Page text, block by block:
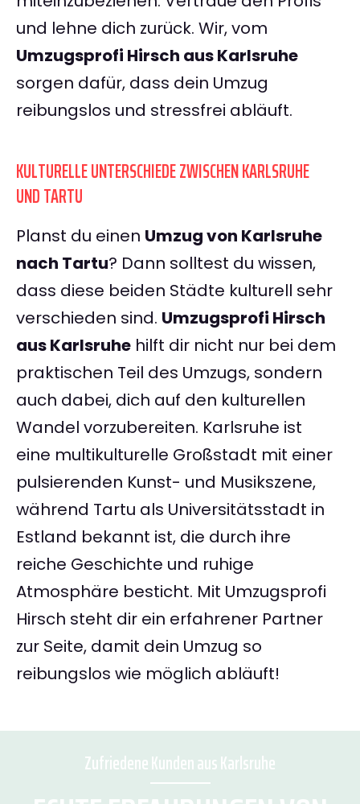
und lehne dich zurück. Wir, vom
Umzugsprofi Hirsch aus Karlsruhe
sorgen dafür, dass dein Umzug
reibungslos und stressfrei abläuft.
KULTURELLE UNTERSCHIEDE ZWISCHEN KARLSRUHE
UND TARTU
Planst du einen Umzug von Karlsruhe
nach Tartu? Dann solltest du wissen,
dass diese beiden Städte kulturell sehr
verschieden sind. Umzugsprofi Hirsch
aus Karlsruhe hilft dir nicht nur bei dem
praktischen Teil des Umzugs, sondern
auch dabei, dich auf den kulturellen
Wandel vorzubereiten. Karlsruhe ist
eine multikulturelle Großstadt mit einer
pulsierenden Kunst- und Musikszene,
während Tartu als Universitätsstadt in
Estland bekannt ist, die durch ihre
reiche Geschichte und ruhige
Atmosphäre besticht. Mit Umzugsprofi
Hirsch steht dir ein erfahrener Partner
zur Seite, damit dein Umzug so
reibungslos wie möglich abläuft!
Zufriedene Kunden aus Karlsruhe